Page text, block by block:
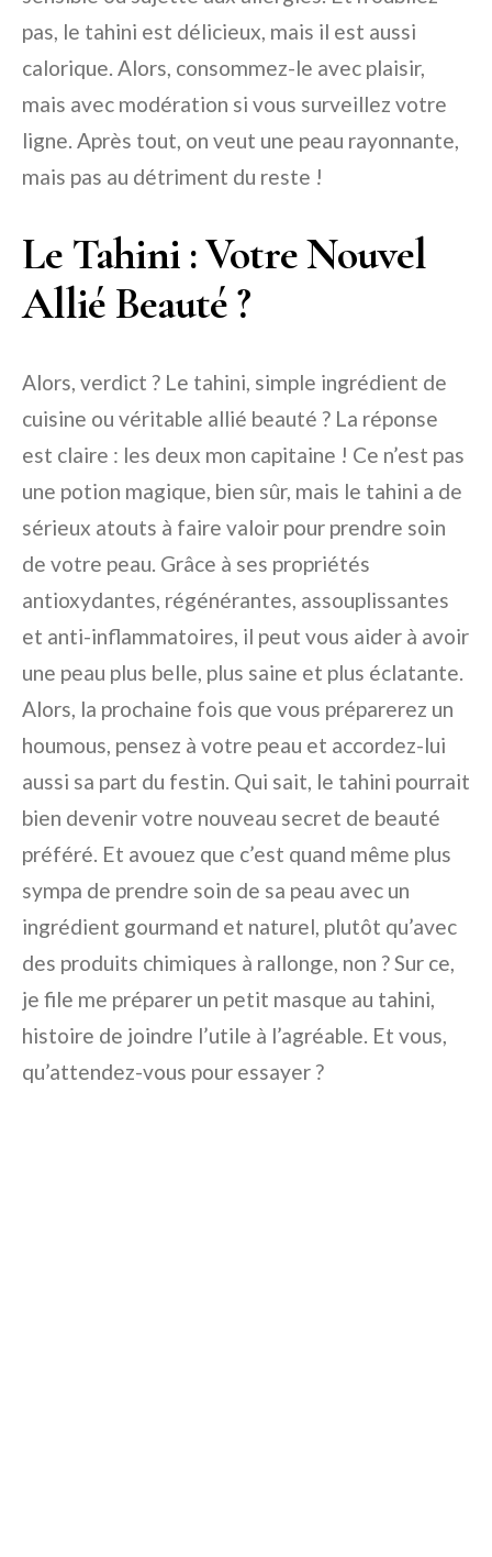
pas, le tahini est délicieux, mais il est aussi
calorique. Alors, consommez-le avec plaisir,
mais avec modération si vous surveillez votre
ligne. Après tout, on veut une peau rayonnante,
mais pas au détriment du reste !
Le Tahini : Votre Nouvel
Allié Beauté ?
Alors, verdict ? Le tahini, simple ingrédient de
cuisine ou véritable allié beauté ? La réponse
est claire : les deux mon capitaine ! Ce n’est pas
une potion magique, bien sûr, mais le tahini a de
sérieux atouts à faire valoir pour prendre soin
de votre peau. Grâce à ses propriétés
antioxydantes, régénérantes, assouplissantes
et anti-inflammatoires, il peut vous aider à avoir
une peau plus belle, plus saine et plus éclatante.
Alors, la prochaine fois que vous préparerez un
houmous, pensez à votre peau et accordez-lui
aussi sa part du festin. Qui sait, le tahini pourrait
bien devenir votre nouveau secret de beauté
préféré. Et avouez que c’est quand même plus
sympa de prendre soin de sa peau avec un
ingrédient gourmand et naturel, plutôt qu’avec
des produits chimiques à rallonge, non ? Sur ce,
je file me préparer un petit masque au tahini,
histoire de joindre l’utile à l’agréable. Et vous,
qu’attendez-vous pour essayer ?